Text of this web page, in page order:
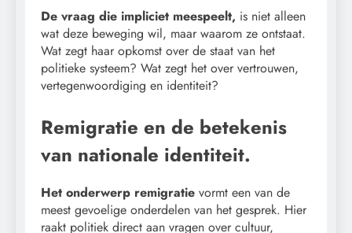
De vraag die impliciet meespeelt, is niet alleen
wat deze beweging wil, maar waarom ze ontstaat.
Wat zegt haar opkomst over de staat van het
politieke systeem? Wat zegt het over vertrouwen,
vertegenwoordiging en identiteit?
Remigratie en de betekenis
van nationale identiteit.
Het onderwerp remigratie vormt een van de
meest gevoelige onderdelen van het gesprek. Hier
raakt politiek direct aan vragen over cultuur,